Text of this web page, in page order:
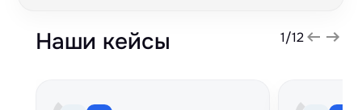
Наши кейсы 1/12